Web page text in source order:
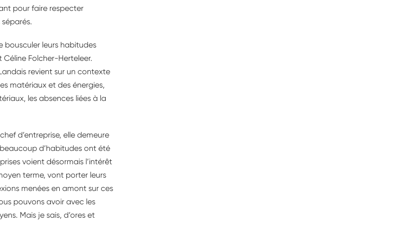
pour faire respecter
bousculer leurs habitudes
Céline Folcher-Herteleer.
revient sur un contexte
matériaux et des énergies,
les absences liées à la
d’entreprise, elle demeure
d’habitudes ont été
voient désormais l’intérêt
terme, vont porter leurs
menées en amont sur ces
pouvons avoir avec les
Mais je sais, d’ores et